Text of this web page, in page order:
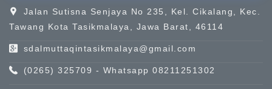
Jalan Sutisna Senjaya No 235, Kel. Cikalang, Kec.
Tawang Kota Tasikmalaya, Jawa Barat, 46114
sdalmuttaqintasikmalaya@gmail.com
(0265) 325709 - Whatsapp 08211251302